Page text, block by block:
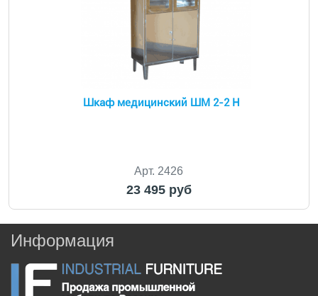
Шкаф медицинский ШМ 2-2 Н
Арт. 2426
23 495 руб
Информация